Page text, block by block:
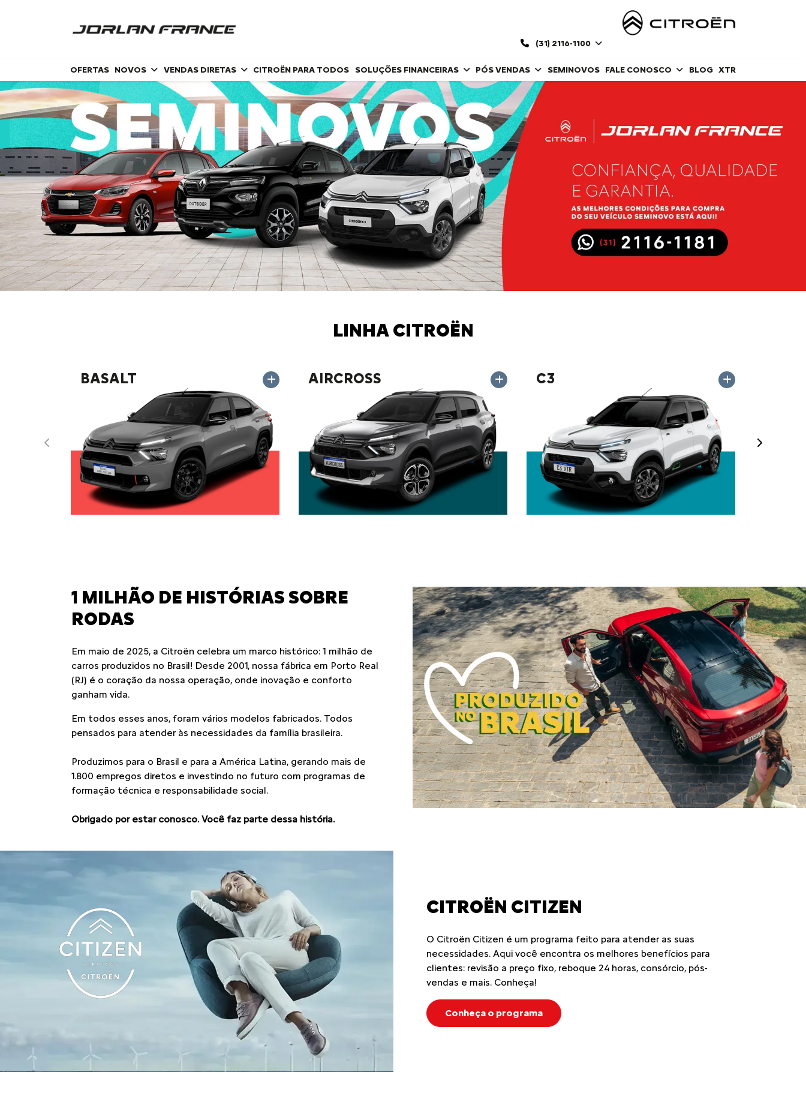
(31) 2116-1100
OFERTAS NOVOS VENDAS DIRETAS CITROËN PARA TODOS SOLUÇÕES FINANCEIRAS PÓS VENDAS SEMINOVOS FALE CONOSCO BLOG XTR
LINHA CITROËN
BASALT AIRCROSS C3
Anterior Próximo
1 MILHÃO DE HISTÓRIAS SOBRE
RODAS
Em maio de 2025, a Citroën celebra um marco histórico: 1 milhão de
carros produzidos no Brasil! Desde 2001, nossa fábrica em Porto Real
(RJ) é o coração da nossa operação, onde inovação e conforto
ganham vida.
Em todos esses anos, foram vários modelos fabricados. Todos
pensados para atender às necessidades da família brasileira.
Produzimos para o Brasil e para a América Latina, gerando mais de
1.800 empregos diretos e investindo no futuro com programas de
formação técnica e responsabilidade social.
Obrigado por estar conosco. Você faz parte dessa história.
CITROËN CITIZEN
O Citroën Citizen é um programa feito para atender as suas
necessidades. Aqui você encontra os melhores benefícios para
clientes: revisão a preço fixo, reboque 24 horas, consórcio, pós-
vendas e mais. Conheça!
Conheça o programa